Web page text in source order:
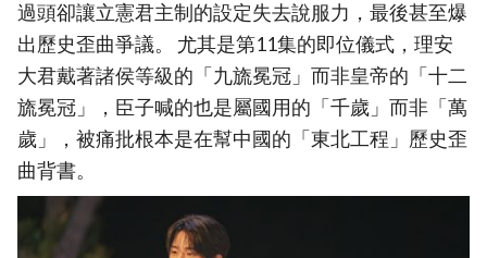
過頭卻讓立憲君主制的設定失去說服力，最後甚至爆
出歷史歪曲爭議。 尤其是第11集的即位儀式，理安
大君戴著諸侯等級的「九旒冕冠」而非皇帝的「十二
旒冕冠」，臣子喊的也是屬國用的「千歲」而非「萬
歲」，被痛批根本是在幫中國的「東北工程」歷史歪
曲背書。